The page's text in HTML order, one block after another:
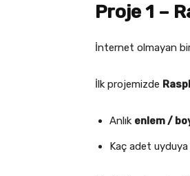
Proje 1 –
İnternet olmayan
İlk projemizde
Anlık enlem /
Kaç adet uyduya